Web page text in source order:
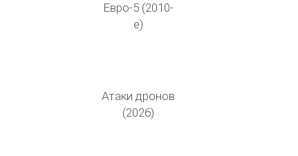
Евро-5 (2010-
е)
Атаки дронов
(2026)